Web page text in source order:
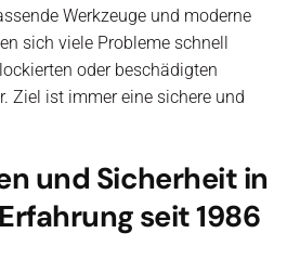
Werkzeuge und moderne
sich viele Probleme schnell
oder beschädigten
Ziel ist immer eine sichere und
und Sicherheit in
seit 1986